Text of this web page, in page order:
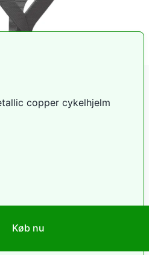
copper cykelhjelm
Køb nu